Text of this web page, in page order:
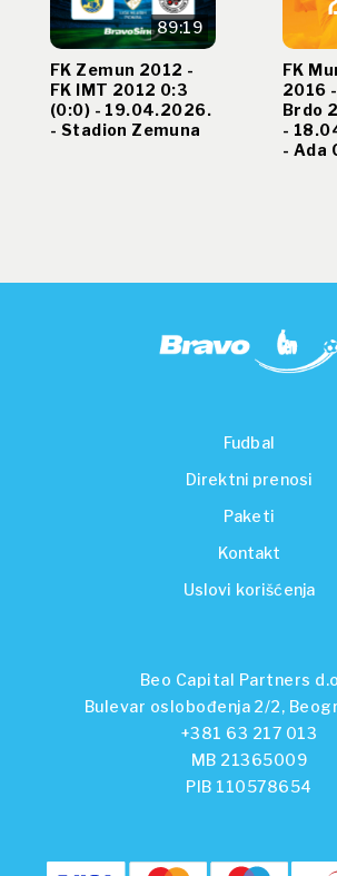
89:19
FK Zemun 2012 -
FK IMT 2012 0:3
(0:0) - 19.04.2026.
- Stadion Zemuna
FK
2016
Brdo
-
- Ada
Fudbal
Direktni prenosi
Paketi
Kontakt
Uslovi korišćenja
Beo Capital Partners
Bulevar oslobođenja 2/2,
+381 63 217 013
MB 21365009
PIB 110578654